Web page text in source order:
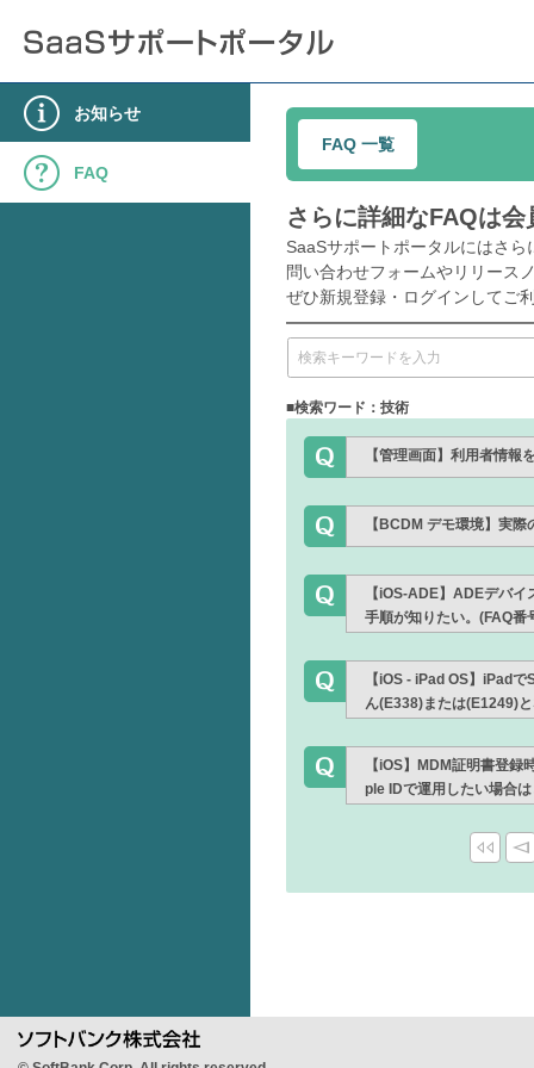
お知らせ
FAQ
FAQ 一覧
さらに詳細なFAQは
SaaSサポートポータルにはさ
問い合わせフォームやリリース
ぜひ新規登録・ログインしてご
■検索ワード：技術
【管理画面】利用者情
【BCDM デモ環境】実
【iOS-ADE】ADEデバ
手順が知りたい。(FAQ番
【iOS - iPad OS】iPad
ん(E338)または(E1249)
【iOS】MDM証明書登
ple IDで運用したい場合